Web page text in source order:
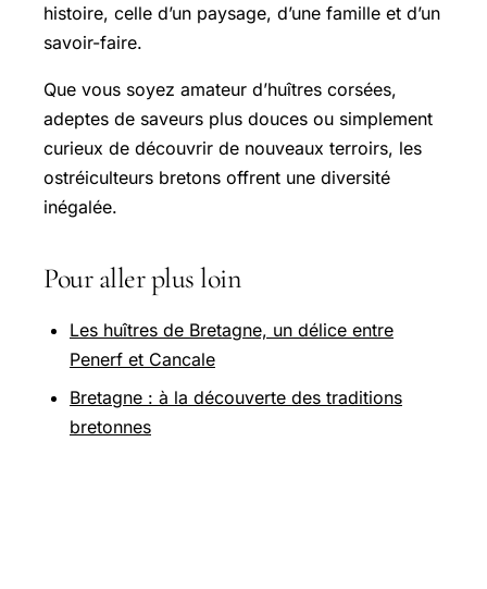
histoire, celle d’un paysage, d’une famille et d’un
savoir-faire.
Que vous soyez amateur d’huîtres corsées,
adeptes de saveurs plus douces ou simplement
curieux de découvrir de nouveaux terroirs, les
ostréiculteurs bretons offrent une diversité
inégalée.
Pour aller plus loin
Les huîtres de Bretagne, un délice entre
Penerf et Cancale
Bretagne : à la découverte des traditions
bretonnes